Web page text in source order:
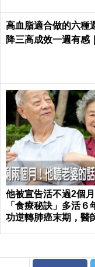
高血脂適合做的六種
降三高成效一週有感
他被宣告活不過2個
「食療秘訣」多活６
功逆轉肺癌末期，醫